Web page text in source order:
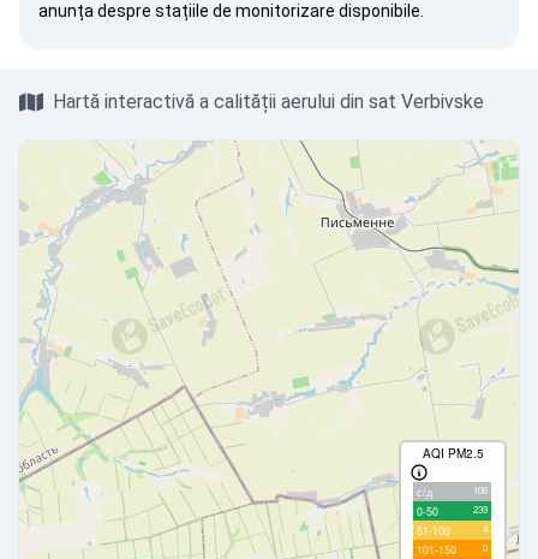
anunța despre stațiile de monitorizare disponibile.
Hartă interactivă a calității aerului din sat Verbivske
AQI PM2.5
с/д 106
0-50 239
51-100 4
101-150 0